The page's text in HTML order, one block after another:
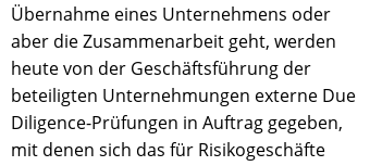
Übernahme eines Unternehmens oder
aber die Zusammenarbeit geht, werden
heute von der Geschäftsführung der
beteiligten Unternehmungen externe Due
Diligence-Prüfungen in Auftrag gegeben,
mit denen sich das für Risikogeschäfte